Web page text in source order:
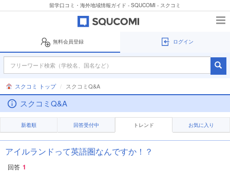
留学口コミ・海外地域情報ガイド - SQUCOMI - スクコミ
無料会員登録 ログイン
スクコミ トップ スクコミQ&A
スクコミQ&A
新着順 回答受付中 トレンド お気に入り
アイルランドって英語圏なんですか！？
回答 1